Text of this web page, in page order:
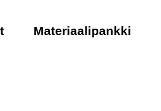
Materiaalipankki